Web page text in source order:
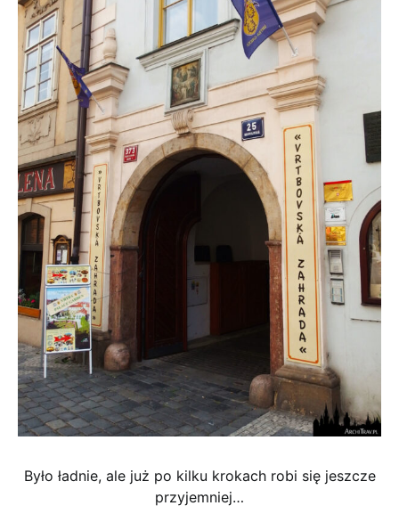
Było ładnie, ale już po kilku krokach robi się jeszcze
przyjemniej…